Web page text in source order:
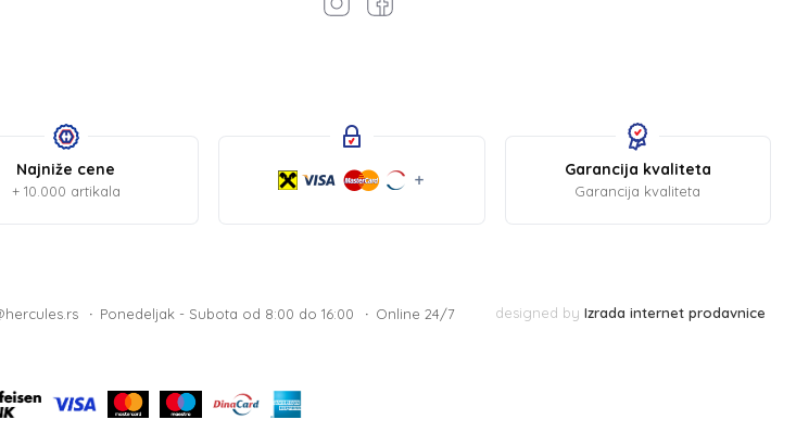
Najniže cene
+ 10.000 artikala
Garancija kvaliteta
Garancija kvaliteta
Ponedeljak - Subota od 8:00 do 16:00 Online 24/7 designed by Izrada internet prodavnice